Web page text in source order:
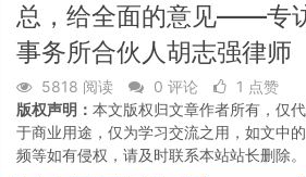
总，给全面的意见——专
事务所合伙人胡志强律师
5818 阅读 0 评论 1 点赞
版权声明： 本文版权归文章作者所有，仅
于商业用途，仅为学习交流之用，如文中
频等如有侵权，请及时联系本站站长删除。